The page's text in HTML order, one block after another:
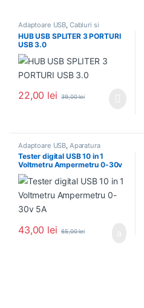
Adaptoare USB, Cabluri si
accesorii, Hub-uri
HUB USB SPLITER 3 PORTURI
USB 3.0
22,00 lei 39,00lei
Adaptoare USB Aparatura
Service Cabluri si accesorii
Tester digital USB 10 in 1
Voltmetru Ampermetru 0-30v
5A
43,00 lei 65,00lei